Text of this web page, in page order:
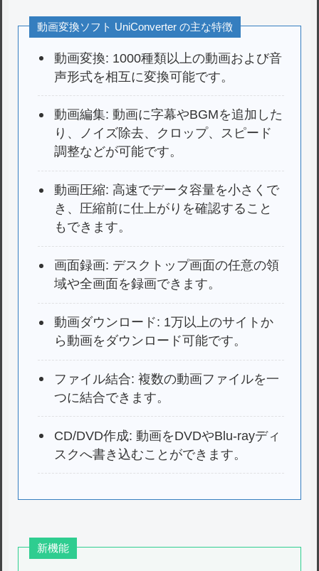
動画変換ソフト UniConverter の主な特徴
動画変換: 1000種類以上の動画および音
声形式を相互に変換可能です。
動画編集: 動画に字幕やBGMを追加した
り、ノイズ除去、クロップ、スピード
調整などが可能です。
動画圧縮: 高速でデータ容量を小さくで
き、圧縮前に仕上がりを確認すること
もできます。
画面録画: デスクトップ画面の任意の領
域や全画面を録画できます。
動画ダウンロード: 1万以上のサイトか
ら動画をダウンロード可能です。
ファイル結合: 複数の動画ファイルを一
つに結合できます。
CD/DVD作成: 動画をDVDやBlu-rayディ
スクへ書き込むことができます。
新機能